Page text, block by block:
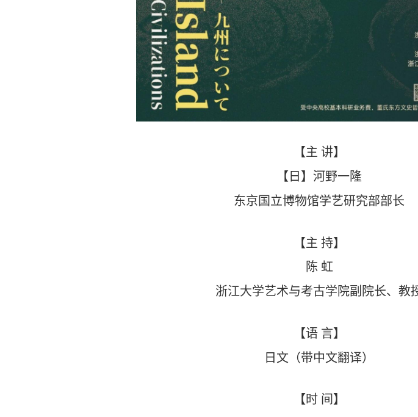
【主 讲】
【日】河野一隆
东京国立博物馆学艺研究部部长
【主 持】
陈 虹
浙江大学艺术与考古学院副院长、教
【语 言】
日文（带中文翻译）
【时 间】